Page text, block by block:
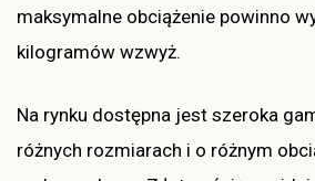
maksymalne obciążenie powinno
kilogramów wzwyż.
Na rynku dostępna jest szeroka
różnych rozmiarach i o różnym